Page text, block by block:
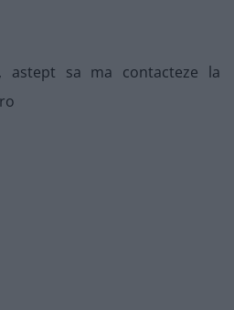
astept sa ma contacteze la